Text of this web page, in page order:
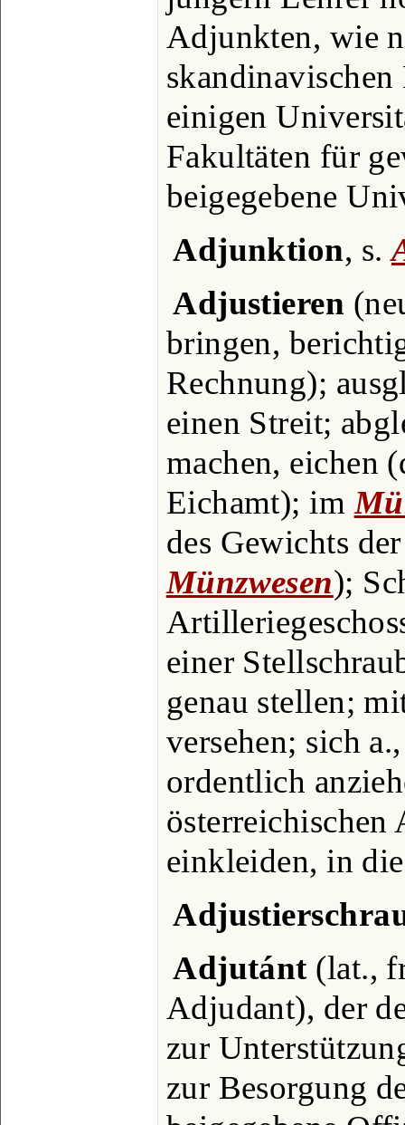
Adjunkten, wie
skandinavischen
einigen
Fakultäten für
beigegebene
Adjunktion, s.
Adjustieren
bringen,
Rechnung);
einen Streit;
machen, eichen
Eichamt); im
des Gewichts
Münzwesen);
einer
genau stellen;
versehen; sich
ordentlich
österreichischen
einkleiden, in
Adjutánt(lat.,
Adjudant), der
zur
zur Besorgung